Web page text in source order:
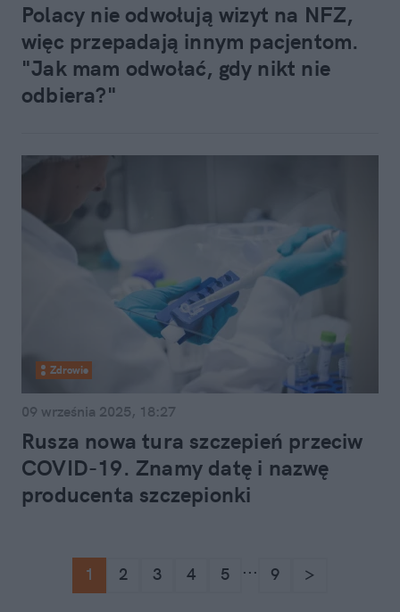
Polacy nie odwołują wizyt na NFZ,
więc przepadają innym pacjentom.
"Jak mam odwołać, gdy nikt nie
odbiera?"
Zdrowie
09 września 2025, 18:27
Rusza nowa tura szczepień przeciw
COVID-19. Znamy datę i nazwę
producenta szczepionki
1 2 3 4 5 ... 9 >